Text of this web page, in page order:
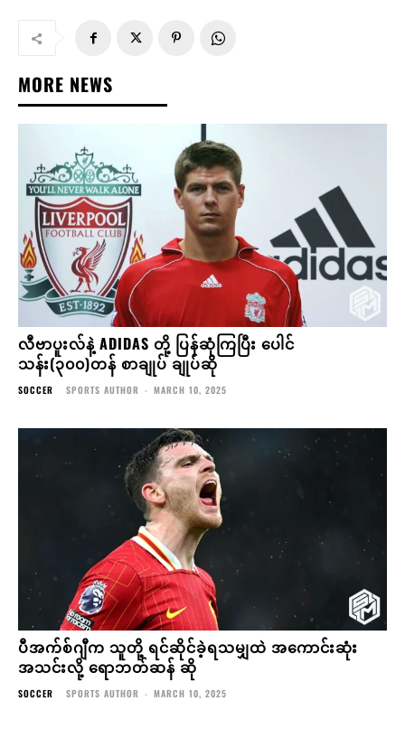
MORE NEWS
လီဗာပူးလ်နဲ့ ADIDAS တို့ ပြန်ဆုံကြပြီး ပေါင်
သန်း(၃၀၀)တန် စာချုပ် ချုပ်ဆို
SOCCER SPORTS AUTHOR - MARCH 10, 2025
ပီအက်စ်ဂျီက သူတို့ ရင်ဆိုင်ခဲ့ရသမျှထဲ အကောင်းဆုံး
အသင်းလို့ ရောဘတ်ဆန် ဆို
SOCCER SPORTS AUTHOR - MARCH 10, 2025